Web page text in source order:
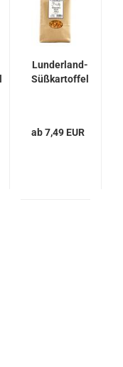
Lunderland-
Süßkartoffel
ab 7,49 EUR